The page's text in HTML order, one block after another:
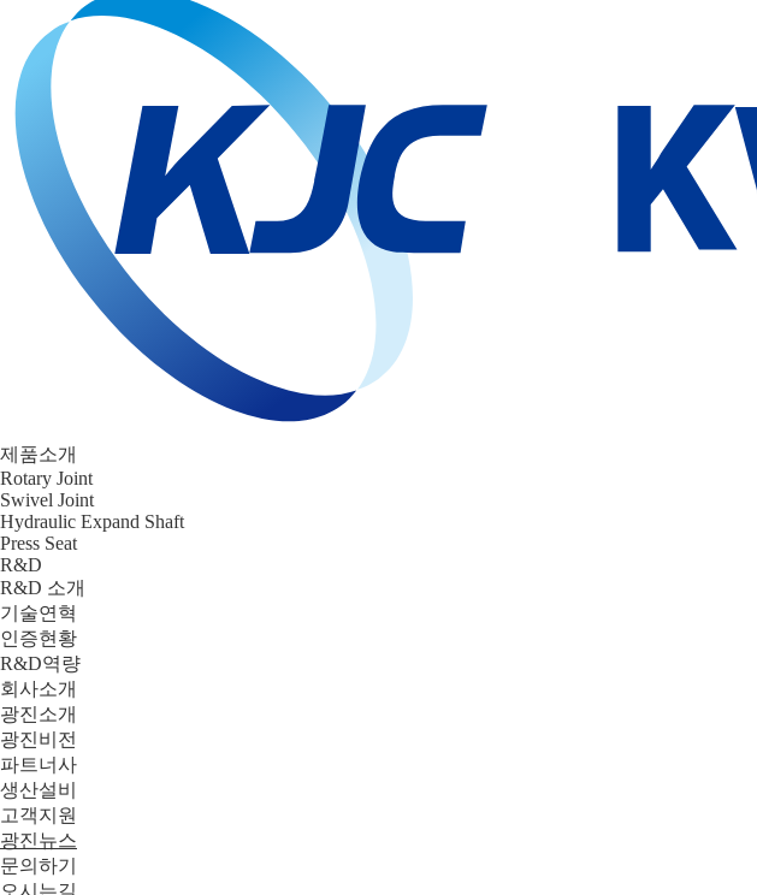
제품소개
Rotary Joint
Swivel Joint
Hydraulic Expand Shaft
Press Seat
R&D
R&D 소개
기술연혁
인증현황
R&D역량
회사소개
광진소개
광진비전
파트너사
생산설비
고객지원
광진뉴스
문의하기